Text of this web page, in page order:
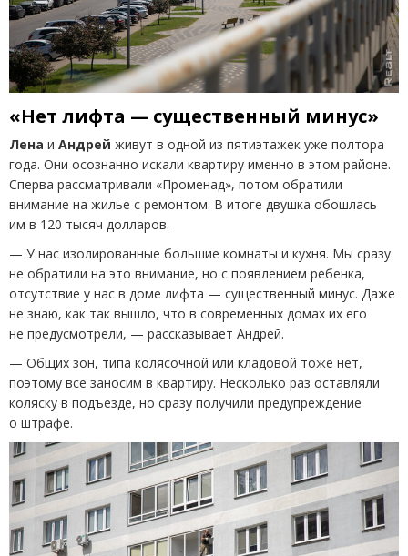
«Нет лифта — существенный минус»
Лена и Андрей живут в одной из пятиэтажек уже полтора
года. Они осознанно искали квартиру именно в этом районе.
Сперва рассматривали «Променад», потом обратили
внимание на жилье с ремонтом. В итоге двушка обошлась
им в 120 тысяч долларов.
— У нас изолированные большие комнаты и кухня. Мы сразу
не обратили на это внимание, но с появлением ребенка,
отсутствие у нас в доме лифта — существенный минус. Даже
не знаю, как так вышло, что в современных домах их его
не предусмотрели, — рассказывает Андрей.
— Общих зон, типа колясочной или кладовой тоже нет,
поэтому все заносим в квартиру. Несколько раз оставляли
коляску в подъезде, но сразу получили предупреждение
о штрафе.